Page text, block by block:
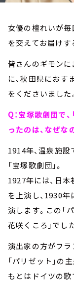
女優の檀れいが
を交えてお届けす
皆さんのギモンに
に、秋田県におす
をくださいました
Q：宝塚歌劇団で
ったのは、なぜな
1914年、温泉施
「宝塚歌劇団」。
1927年には、日本
を上演し、1930年
演します。この「
花咲くころ」でし
演出家の方がフラ
「パリゼット」の
もとはドイツの歌